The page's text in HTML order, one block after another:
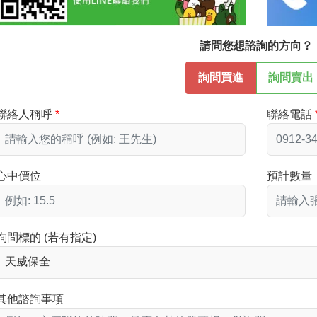
請問您想諮詢的方向？
詢問買進 詢問賣出
絡人稱呼 聯絡電話
中價位 預計數量
問標的 (若有指定)
他諮詢事項